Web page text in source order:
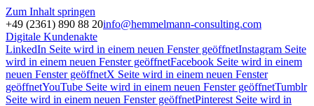
Zum Inhalt springen
+49 (2361) 890 88 20info@hemmelmann-consulting.com
Digitale Kundenakte
LinkedIn Seite wird in einem neuen Fenster geöffnetInstagram Seite
wird in einem neuen Fenster geöffnetFacebook Seite wird in einem
neuen Fenster geöffnetX Seite wird in einem neuen Fenster
geöffnetYouTube Seite wird in einem neuen Fenster geöffnetTumblr
Seite wird in einem neuen Fenster geöffnetPinterest Seite wird in